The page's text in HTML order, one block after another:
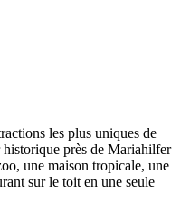
les plus uniques de
historique près de Mariahilfer
une maison tropicale, une
sur le toit en une seule